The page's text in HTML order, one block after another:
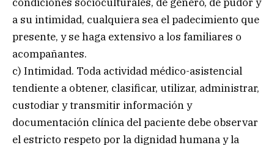
a su intimidad, cualquiera sea el padecimiento que
presente, y se haga extensivo a los familiares o
acompañantes.
c) Intimidad. Toda actividad médico-asistencial
tendiente a obtener, clasificar, utilizar, administrar,
custodiar y transmitir información y
documentación clínica del paciente debe observar
el estricto respeto por la dignidad humana y la